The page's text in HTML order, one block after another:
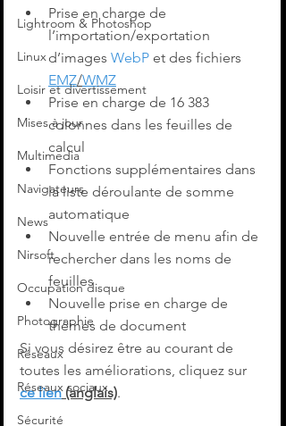
Lightroom & Photoshop
Linux
Loisir et divertissement
Mises à jour
Multimedia
Navigateurs
News
Nirsoft
Occupation disque
Photographie
Réseaux
Réseaux sociaux
Sécurité
Prise en charge de
l’importation/exportation
d’images WebP et des fichiers
EMZ/WMZ
Prise en charge de 16 383
colonnes dans les feuilles de
calcul
Fonctions supplémentaires dans
la liste déroulante de somme
automatique
Nouvelle entrée de menu afin de
rechercher dans les noms de
feuilles
Nouvelle prise en charge de
thèmes de document
Si vous désirez être au courant de
toutes les améliorations, cliquez sur
ce lien (anglais).